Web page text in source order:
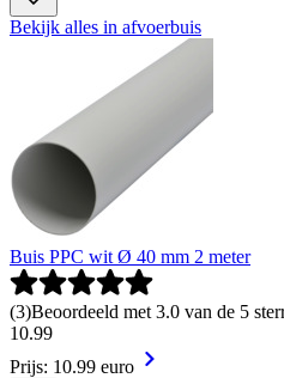
Bekijk alles in afvoerbuis
Buis PPC wit Ø 40 mm 2 meter
(3)Beoordeeld met 3.0 van de 5
10.99
Prijs: 10.99 euro